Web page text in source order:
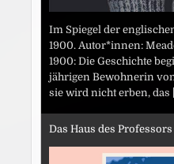
Im Spiegel der
1900. Autor*innen:
1900: Die Geschichte
jährigen Bewohnerin
sie wird nicht erben, das
Das Haus des Professors